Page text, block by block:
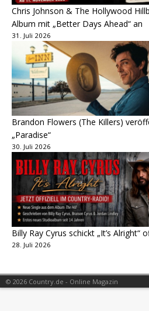
Chris Johnson & The Hollywood
Album mit „Better Days Ahead“ an
31. Juli 2026
Brandon Flowers (The Killers)
„Paradise“
30. Juli 2026
Billy Ray Cyrus schickt „It’s Alright“
28. Juli 2026
© 2026 Country.de - Online Magazin